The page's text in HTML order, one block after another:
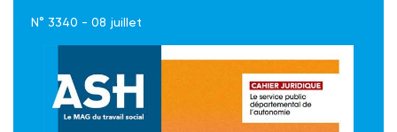
N° 3340 - 08 juillet